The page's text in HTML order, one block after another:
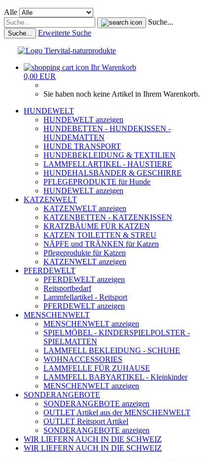
Alle
Suche...
Suche... Erweiterte Suche
Ihr Warenkorb
0,00 EUR
Sie haben noch keine Artikel in Ihrem Warenkorb.
HUNDEWELT
HUNDEWELT anzeigen
HUNDEBETTEN - HUNDEKISSEN -
HUNDEMATTEN
HUNDE TRANSPORT
HUNDEBEKLEIDUNG & TEXTILIEN
LAMMFELLARTIKEL - HAUSTIERE
HUNDEHALSBÄNDER & GESCHIRRE
PFLEGEPRODUKTE für Hunde
HUNDEWELT anzeigen
KATZENWELT
KATZENWELT anzeigen
KATZENBETTEN - KATZENKISSEN
KRATZBÄUME FÜR KATZEN
KATZEN TOILETTEN & STREU
NÄPFE und TRÄNKEN für Katzen
Pflegeprodukte für Katzen
KATZENWELT anzeigen
PFERDEWELT
PFERDEWELT anzeigen
Reitsportbedarf
Lammfellartikel - Reitsport
PFERDEWELT anzeigen
MENSCHENWELT
MENSCHENWELT anzeigen
SPIELMÖBEL - KINDERSPIELPOLSTER -
SPIELMATTEN
LAMMFELL BEKLEIDUNG - SCHUHE
WOHNACCESSORIES
LAMMFELLE FÜR ZUHAUSE
LAMMFELL BABYARTIKEL - Kleinkinder
MENSCHENWELT anzeigen
SONDERANGEBOTE
SONDERANGEBOTE anzeigen
OUTLET Artikel aus der MENSCHENWELT
OUTLET Reitsport Artikel
SONDERANGEBOTE anzeigen
WIR LIEFERN AUCH IN DIE SCHWEIZ
WIR LIEFERN AUCH IN DIE SCHWEIZ